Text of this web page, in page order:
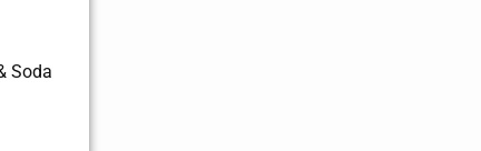
Soda